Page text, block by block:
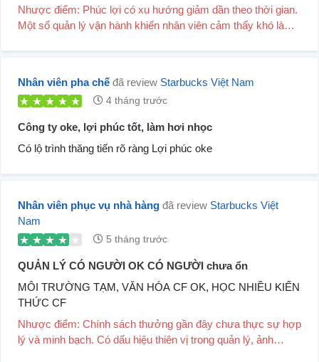
Nhược điểm: Phúc lợi có xu hướng giảm dần theo thời gian.
Một số quản lý vận hành khiến nhân viên cảm thấy khó làm
Nhân viên pha chế đã review Starbucks Việt Nam
4 tháng trước
Công ty oke, lợi phúc tốt, làm hơi nhọc
Có lộ trình thăng tiến rõ ràng Lợi phúc oke
Nhân viên phục vụ nhà hàng đã review Starbucks Việt
Nam
5 tháng trước
QUẢN LÝ CÓ NGƯỜI OK CÓ NGƯỜI chưa ổn
MÔI TRƯỜNG TẠM, VĂN HÓA CF OK, HỌC NHIỀU KIẾN
THỨC CF
Nhược điểm: Chính sách thưởng gần đây chưa thực sự hợp
lý và minh bạch. Có dấu hiệu thiên vị trong quản lý, ảnh